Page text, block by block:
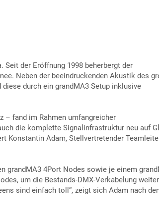
der Eröffnung 1998 beherbergt der
Neben der beeindruckenden Akustik des
durch ein grandMA3 Setup inklusive
– fand im Rahmen umfangreicher
die komplette Signalinfrastruktur neu auf
Konstantin Adam, Stellvertretender
grandMA3 4Port Nodes sowie je einem
um die Bestands-DMX-Verkabelung
sind einfach toll“, zeigt sich Adam nach